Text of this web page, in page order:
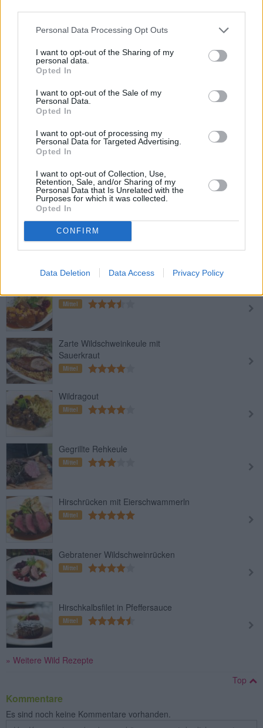
Personal Data Processing Opt Outs
I want to opt-out of the Sharing of my
personal data.
Opted In
I want to opt-out of the Sale of my
Personal Data.
Opted In
I want to opt-out of processing my
Personal Data for Targeted Advertising.
Opted In
I want to opt-out of Collection, Use,
Retention, Sale, and/or Sharing of my
Personal Data that Is Unrelated with the
Purposes for which it was collected.
Opted In
CONFIRM
Data Deletion Data Access Privacy Policy
Wildschweinrücken mit Kräuterkruste
Mittel
Hirschragout
Mittel
Gedünsteter Rehbraten
Mittel
Wildschweinbraten
Mittel
Mittel
Zarte Wildschweinkeule mit
Sauerkraut
Mittel
Wildragout
Mittel
Gegrillte Rehkeule
Mittel
Hirschrücken mit Eierschwammerln
Mittel
Gebratener Wildschweinrücken
Mittel
Hirschkalbsfilet in Pfeffersauce
Mittel
» Weitere Wild Rezepte
Top
Kommentare
Es sind noch keine Kommentare vorhanden.